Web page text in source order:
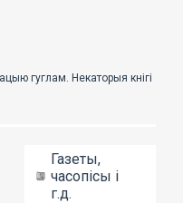
Газеты,
часопісы і
г.д.